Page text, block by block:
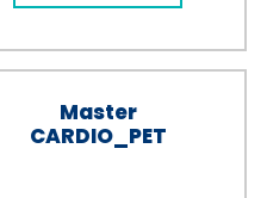
Master
CARDIO_PET